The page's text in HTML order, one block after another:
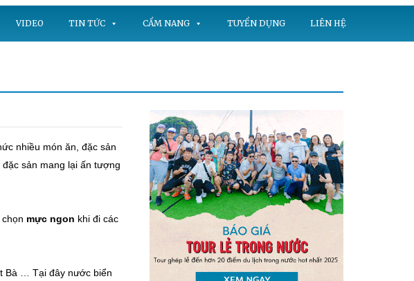
VIDEO TIN TỨC CẨM NANG TUYỂN DỤNG LIÊN HỆ
nhiều món ăn, đặc sản
sản mang lại ấn tượng
mực ngon khi đi các
Bà … Tại đây nước biển